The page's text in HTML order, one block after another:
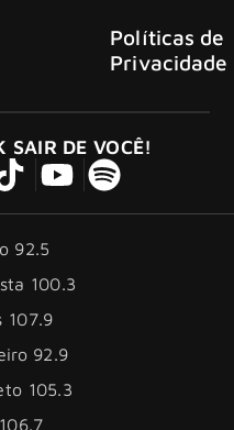
Políticas de
Privacidade
SAIR DE VOCÊ!
92.5
100.3
107.9
92.9
105.3